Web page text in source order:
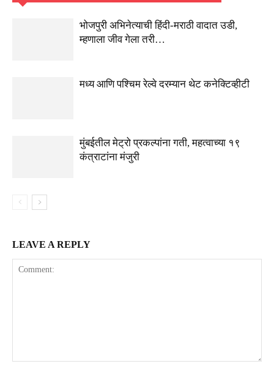
भोजपुरी अभिनेत्याची हिंदी-मराठी वादात उडी,
म्हणाला जीव गेला तरी…
मध्य आणि पश्चिम रेल्वे दरम्यान थेट कनेक्टिव्हीटी
मुंबईतील मेट्रो प्रकल्पांना गती, महत्वाच्या १९
कंत्राटांना मंजुरी
LEAVE A REPLY